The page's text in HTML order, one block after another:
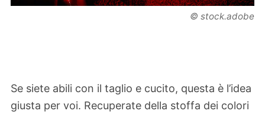
© stock.adobe
Se siete abili con il taglio e cucito, questa è l’idea
giusta per voi. Recuperate della stoffa dei colori